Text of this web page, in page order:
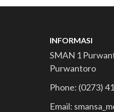
INFORMASI
SMAN 1
Purwantoro
Phone: (0273)
Email: